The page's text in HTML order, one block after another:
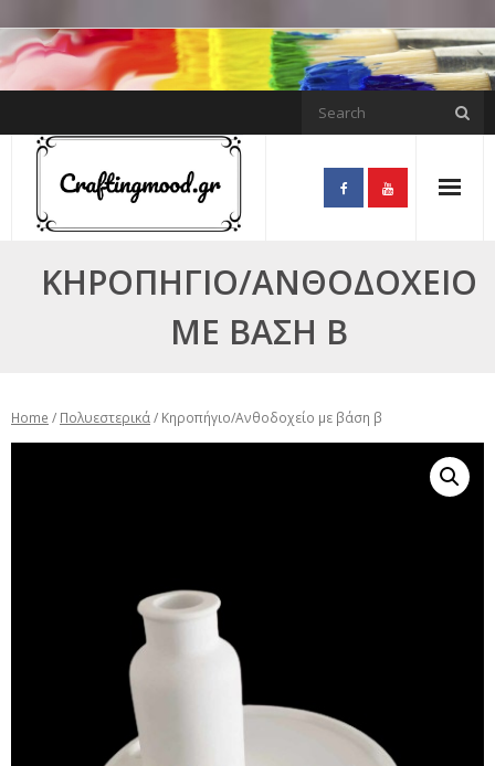
Skip
to
content
ΚΗΡΟΠΉΓΙΟ/ΑΝΘΟΔΟΧΕΊΟ
ΜΕ ΒΆΣΗ Β
Home / Πολυεστερικά/ Κηροπήγιο/Ανθοδοχείο με βάση β